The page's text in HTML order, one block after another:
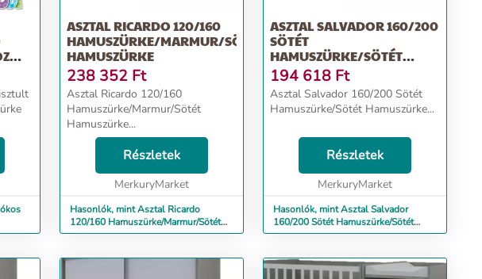
ASZTAL RICARDO 120/160
HAMUSZÜRKE/MARMUR/SÖTÉT
HAMUSZÜRKE
238 352 Ft
Asztal Ricardo 120/160
Hamuszürke/Marmur/Sötét
Hamuszürke...
Részletek
MerkuryMarket
Hasonlók, mint Asztal Ricardo
120/160 Hamuszürke/Marmur/Sötét
Hamuszürke
ASZTAL SALVADOR 160/200
SÖTÉT
HAMUSZÜRKE/SÖTÉT
HAMUSZÜRKE
194 618 Ft
Asztal Salvador 160/200 Sötét
Hamuszürke/Sötét Hamuszürke...
Részletek
MerkuryMarket
Hasonlók, mint Asztal Salvador
160/200 Sötét Hamuszürke/Sötét
Hamuszürke